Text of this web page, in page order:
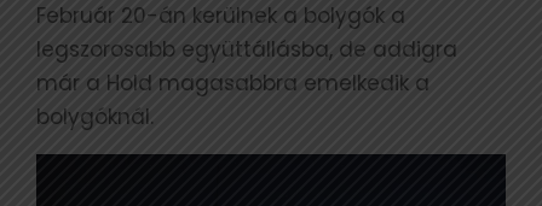
Február 20-án kerülnek a bolygók a
legszorosabb együttállásba, de addigra
már a Hold magasabbra emelkedik a
bolygóknál.